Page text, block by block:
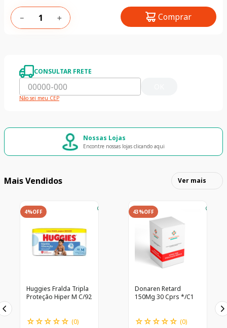
＋
－ Comprar
CONSULTAR FRETE
Não sei meu CEP
Nossas Lojas
Encontre nossas lojas clicando aqui
Mais Vendidos Ver mais
4%OFF
Huggies Fralda Tripla
Proteção Hiper M C/92
☆☆☆☆☆ (0)
43%OFF
Donaren Retard
150Mg 30 Cprs */C1
☆☆☆☆☆ (0)